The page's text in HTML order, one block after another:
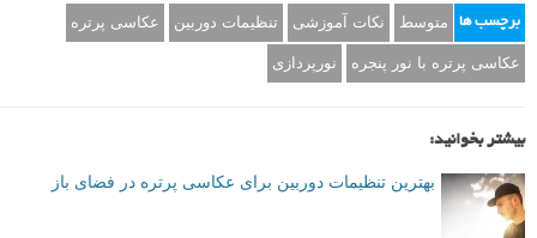
برچسب ها متوسط نکات آموزشی تنظیمات دوربین عکاسی پرتره
عکاسی پرتره با نور پنجره نورپردازی
بیشتر بخوانید:
بهترین تنظیمات دوربین برای عکاسی پرتره در فضای باز